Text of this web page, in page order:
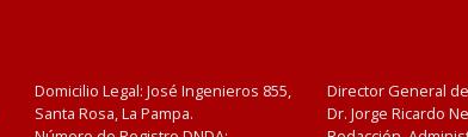
Domicilio Legal: José Ingenieros 855,
Santa Rosa, La Pampa.
Director General
Dr. Jorge Ricardo